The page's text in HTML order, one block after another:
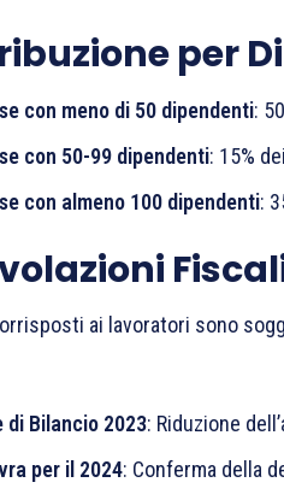
per
con meno di 50 dipendenti:
con 50-99 dipendenti: 15%
con almeno 100 dipendenti:
ai lavoratori sono
di Bilancio 2023: Riduzione
per il 2024: Conferma della